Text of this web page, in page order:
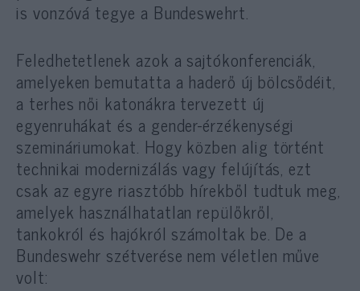
is vonzóvá tegye a Bundeswehrt.
Feledhetetlenek azok a sajtókonferenciák,
amelyeken bemutatta a haderő új bölcsődéit,
a terhes női katonákra tervezett új
egyenruhákat és a gender-érzékenységi
szemináriumokat. Hogy közben alig történt
technikai modernizálás vagy felújítás, ezt
csak az egyre riasztóbb hírekből tudtuk meg,
amelyek használhatatlan repülőkről,
tankokról és hajókról számoltak be. De a
Bundeswehr szétverése nem véletlen műve
volt: